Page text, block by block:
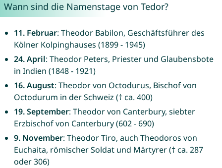
Wann sind die Namenstage von Tedor?
11. Februar: Theodor Babilon, Geschäftsführer des
Kölner Kolpinghauses (1899 - 1945)
24. April: Theodor Peters, Priester und Glaubensbote
in Indien (1848 - 1921)
16. August: Theodor von Octodurus, Bischof von
Octodurum in der Schweiz († ca. 400)
19. September: Theodor von Canterbury, siebter
Erzbischof von Canterbury (602 - 690)
9. November: Theodor Tiro, auch Theodoros von
Euchaita, römischer Soldat und Märtyrer († ca. 287
oder 306)